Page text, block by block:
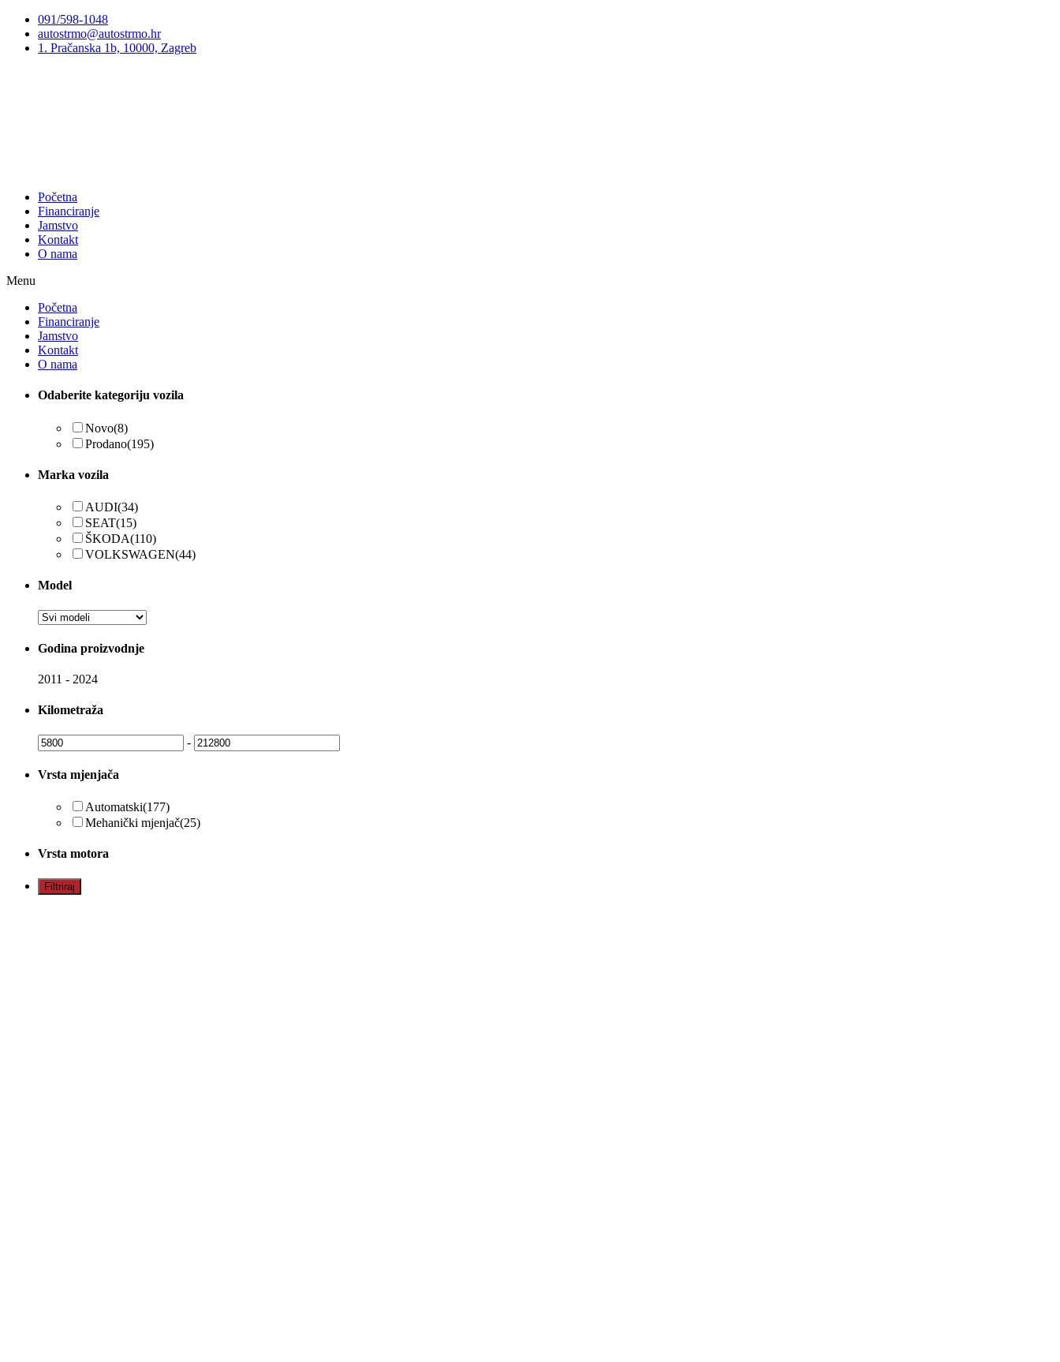
Preskoči
sadržaj
091/598-1048
autostrmo@autostrmo.hr
1. Pračanska 1b, 10000, Zagreb
Početna
Financiranje
Jamstvo
Kontakt
O nama
Menu
Početna
Financiranje
Jamstvo
Kontakt
O nama
Odaberite kategoriju vozila
Novo(8)
Prodano(195)
Marka vozila
AUDI(34)
SEAT(15)
ŠKODA(110)
VOLKSWAGEN(44)
Model
Godina proizvodnje
2011 - 2024
Kilometraža
-
Vrsta mjenjača
Automatski(177)
Mehanički mjenjač(25)
Vrsta motora